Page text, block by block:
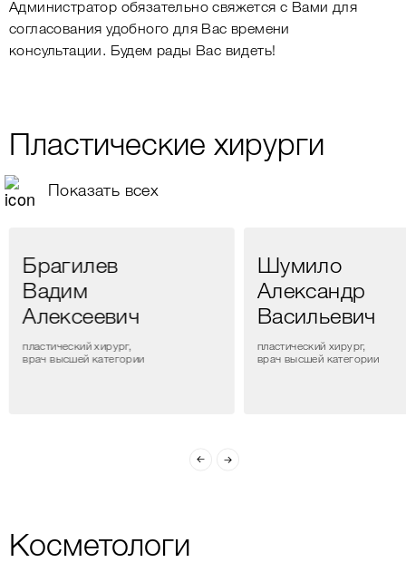
Администратор обязательно свяжется с Вами для
согласования удобного для Вас времени
консультации. Будем рады Вас видеть!
Пластические хирурги
Показать всех
Брагилев
Вадим
Алексеевич
пластический хирург,
врач высшей категории
Шумило
Александр
Васильевич
пластический хирург,
врач высшей категории
Косметологи